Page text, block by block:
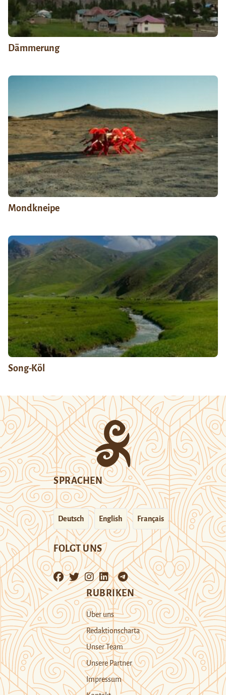
Dämmerung
Mondkneipe
Song-Köl
SPRACHEN
Deutsch English Français
FOLGT UNS
RUBRIKEN
Über uns
Redaktionscharta
Unser Team
Unsere Partner
Impressum